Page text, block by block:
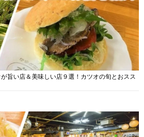
が旨い店＆美味しい店９選！カツオの旬とおスス